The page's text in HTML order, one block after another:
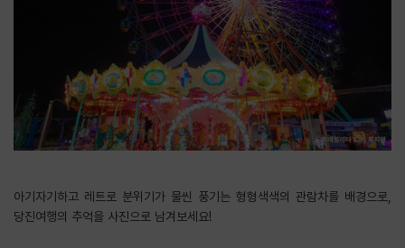
아기자기하고 레트로 분위기가 물씬 풍기는 형형색색의 관람차를 배경으로,
당진여행의 추억을 사진으로 남겨보세요!